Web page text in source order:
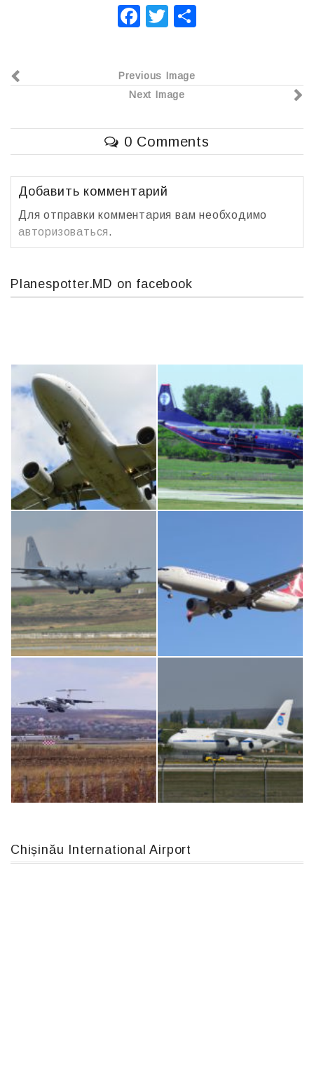
F
e
b
o
o
k
T
er р
в
и
т
Previous Image
Next Image
0 Comments
Добавить комментарий
Для отправки комментария вам необходимо
авторизоваться.
Planespotter.MD on facebook
Airbus A319-114 D-AILN, Lufthansa, Франкфурт-Кишинев, 24/06/18
MC-130, 15731
Chișinău International Airport